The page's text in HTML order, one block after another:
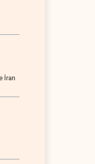
İran